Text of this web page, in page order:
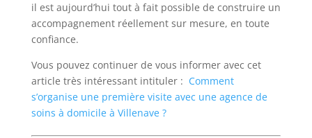
il est aujourd’hui tout à fait possible de construire un
accompagnement réellement sur mesure, en toute
confiance.
Vous pouvez continuer de vous informer avec cet
article très intéressant intituler : Comment
s’organise une première visite avec une agence de
soins à domicile à Villenave ?